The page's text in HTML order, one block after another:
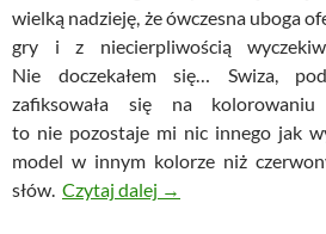
wielką nadzieję, że ówczesna uboga
gry i z niecierpliwością
Nie doczekałem się… Swiza,
zafiksowała się na
to nie pozostaje mi nic innego jak
model w innym kolorze niż
słów. Czytaj dalej Swiza D02 White-
→